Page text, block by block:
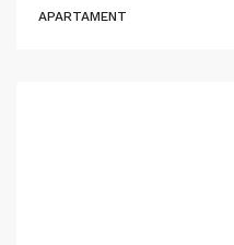
APARTAMENT